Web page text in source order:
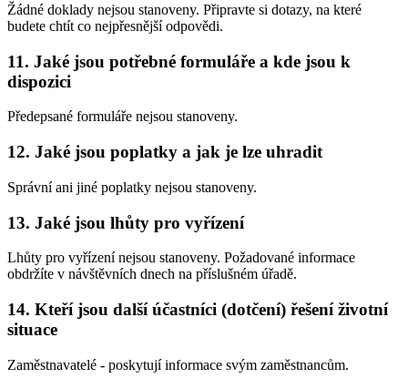
Žádné doklady nejsou stanoveny. Připravte si dotazy, na které
budete chtít co nejpřesnější odpovědi.
11. Jaké jsou potřebné formuláře a kde jsou k
dispozici
Předepsané formuláře nejsou stanoveny.
12. Jaké jsou poplatky a jak je lze uhradit
Správní ani jiné poplatky nejsou stanoveny.
13. Jaké jsou lhůty pro vyřízení
Lhůty pro vyřízení nejsou stanoveny. Požadované informace
obdržíte v návštěvních dnech na příslušném úřadě.
14. Kteří jsou další účastníci (dotčení) řešení životní
situace
Zaměstnavatelé - poskytují informace svým zaměstnancům.